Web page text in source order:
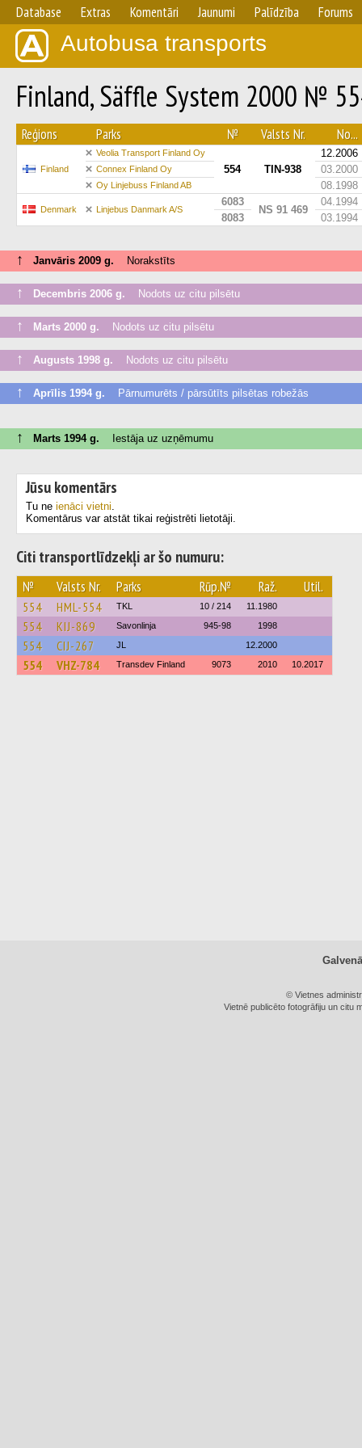
Database Extras Komentāri Jaunumi Palīdzība Forums
Autobusa transports
Finland, Säffle System 2000 №
Reģions Parks № Valsts Nr. No...
Finland
Veolia Transport Finland Oy
554 TIN-938
12.2006
Connex Finland Oy 03.2000
Oy Linjebuss Finland AB 08.1998
Denmark Linjebus Danmark A/S
6083
NS 91 469
04.1994
8083
03.1994
↑ Janvāris 2009 g. Norakstīts
↑ Decembris 2006 g. Nodots uz citu pilsētu
↑ Marts 2000 g. Nodots uz citu pilsētu
↑ Augusts 1998 g. Nodots uz citu pilsētu
↑ Aprīlis 1994 g. Pārnumurēts / pārsūtīts pilsētas robežās
↑ Marts 1994 g. Iestāja uz uzņēmumu
Jūsu komentārs
Tu ne ienāci vietni.
Komentārus var atstāt tikai reģistrēti lietotāji.
Citi transportlīdzekļi ar šo numuru:
№ Valsts Nr. Parks Rūp.№ Raž. Util.
554 HML-554 TKL 10 / 214 11.1980
554 KIJ-869 Savonlinja 945-98 1998
554 CIJ-267 JL 12.2000
554 VHZ-784 Transdev Finland 9073 2010 10.2017
© Vietnes
Vietnē publicēto fotogrāfiju un citu